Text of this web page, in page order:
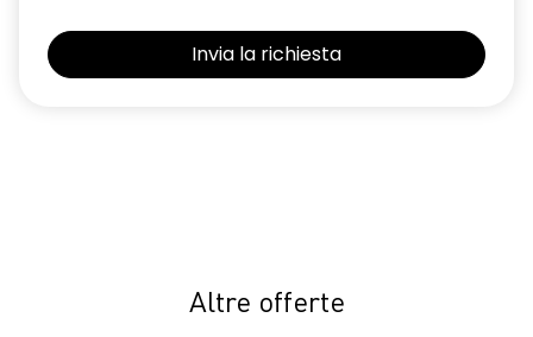
conducente con telecamera
Sistema di controllo della pressione pneumatici
Altre offerte